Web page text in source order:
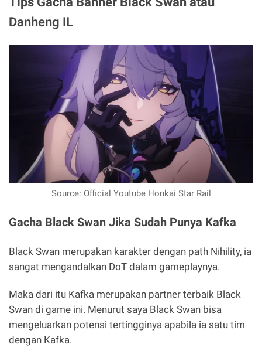
Danheng IL
Source: Official Youtube Honkai Star Rail
Gacha Black Swan Jika Sudah Punya Kafka
Black Swan merupakan karakter dengan path Nihility, ia
sangat mengandalkan DoT dalam gameplaynya.
Maka dari itu Kafka merupakan partner terbaik Black
Swan di game ini. Menurut saya Black Swan bisa
mengeluarkan potensi tertingginya apabila ia satu tim
dengan Kafka.